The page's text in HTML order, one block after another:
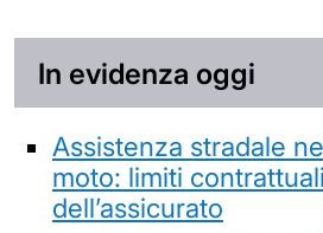
In evidenza oggi
Assistenza stradale
moto: limiti
dell’assicurato